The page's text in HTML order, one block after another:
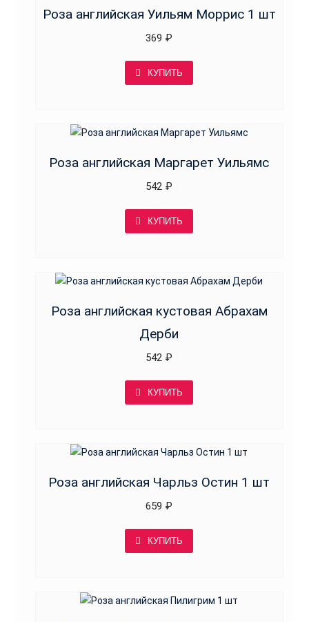
Роза английская Уильям Моррис 1 шт
369 ₽
КУПИТЬ
Роза английская Маргарет Уильямс
542 ₽
КУПИТЬ
Роза английская кустовая Абрахам
Дерби
542 ₽
КУПИТЬ
Роза английская Чарльз Остин 1 шт
659 ₽
КУПИТЬ